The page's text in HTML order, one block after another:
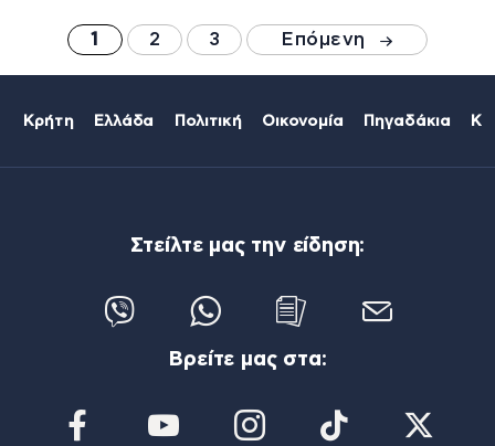
1 2 3 Επόμενη
Κρήτη Ελλάδα Πολιτική Οικονομία Πηγαδάκια
Στείλτε μας την είδηση:
Βρείτε μας στα: